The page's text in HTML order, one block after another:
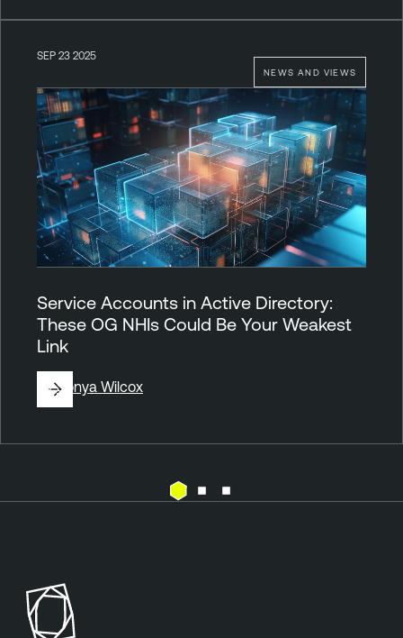
NEWS AND VIEWS
SEP 23 2025
Service Accounts in Active Directory:
These OG NHIs Could Be Your Weakest
Link
BySonya Wilcox
i
v
a
b